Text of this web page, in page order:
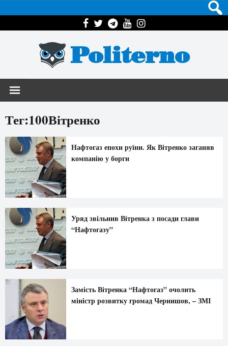
Politerno
Тег:100Вітренко
Нафтогаз епохи руїни. Як Вітренко заганяв
компанію у борги
Уряд звільнив Вітренка з посади глави
“Нафтогазу”
Замість Вітренка “Нафтогаз” очолить
міністр розвитку громад Чернишов, – ЗМІ